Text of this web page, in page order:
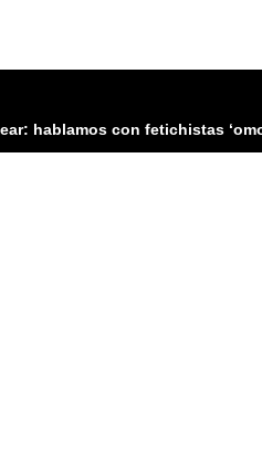
hablamos con fetichistas